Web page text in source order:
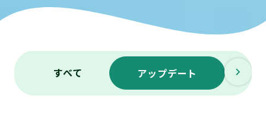
すべて アップデート